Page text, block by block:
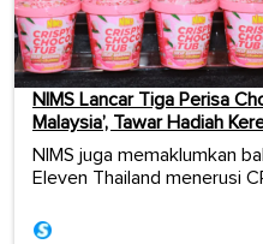
NIMS Lancar Tiga Perisa
Malaysia’, Tawar Hadiah
NIMS juga memaklumkan
Eleven Thailand menerusi